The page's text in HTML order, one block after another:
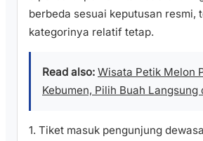
berbeda sesuai keputusan resmi,
kategorinya relatif tetap.
Read also: Wisata Petik Melon
Kebumen, Pilih Buah Langsung
1. Tiket masuk pengunjung dewasa